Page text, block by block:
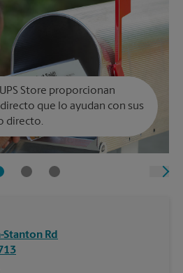
Store proporcionan
que lo ayudan con sus
directo.
Rd